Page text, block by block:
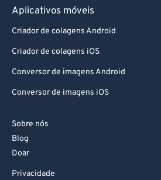
Aplicativos móveis
Criador de colagens Android
Criador de colagens iOS
Conversor de imagens Android
Conversor de imagens iOS
Sobre nós
Blog
Doar
Privacidade